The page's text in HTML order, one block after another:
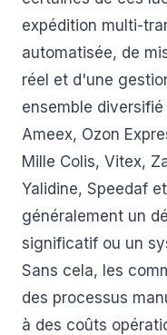
expédition multi-
automatisée, de
réel et d'une
ensemble
Ameex, Ozon
Mille Colis, Vitex,
Yalidine, Speedaf
généralement un
significatif ou un
Sans cela, les
des processus
à des coûts